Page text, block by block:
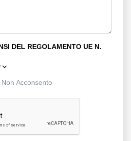
DEL REGOLAMENTO UE N.
Non Acconsento